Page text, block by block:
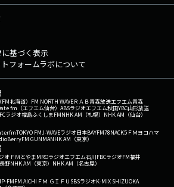
基づく表示
フォームラボについて
北海道） FM NORTH WAVEＲＡＢ青森放送エフエム青森
fm（エフエム仙台） ABSラジオエフエム秋田YBC山形放送
ラジオ福島ふくしまFMNHK AM（札幌） NHK AM（仙台）
TOKYO FMJ-WAVEラジオ日本BAYFM78NACK5 ＦＭヨコハマ
FM GUNMANHK AM（東京）
オ ＦＭとやまMROラジオエフエム石川FBCラジオFM福井
野NHK AM（東京） NHK AM（名古屋）
FMFM AICHI ＦＭ ＧＩＦＵ SBSラジオK-MIX SHIZUOKA